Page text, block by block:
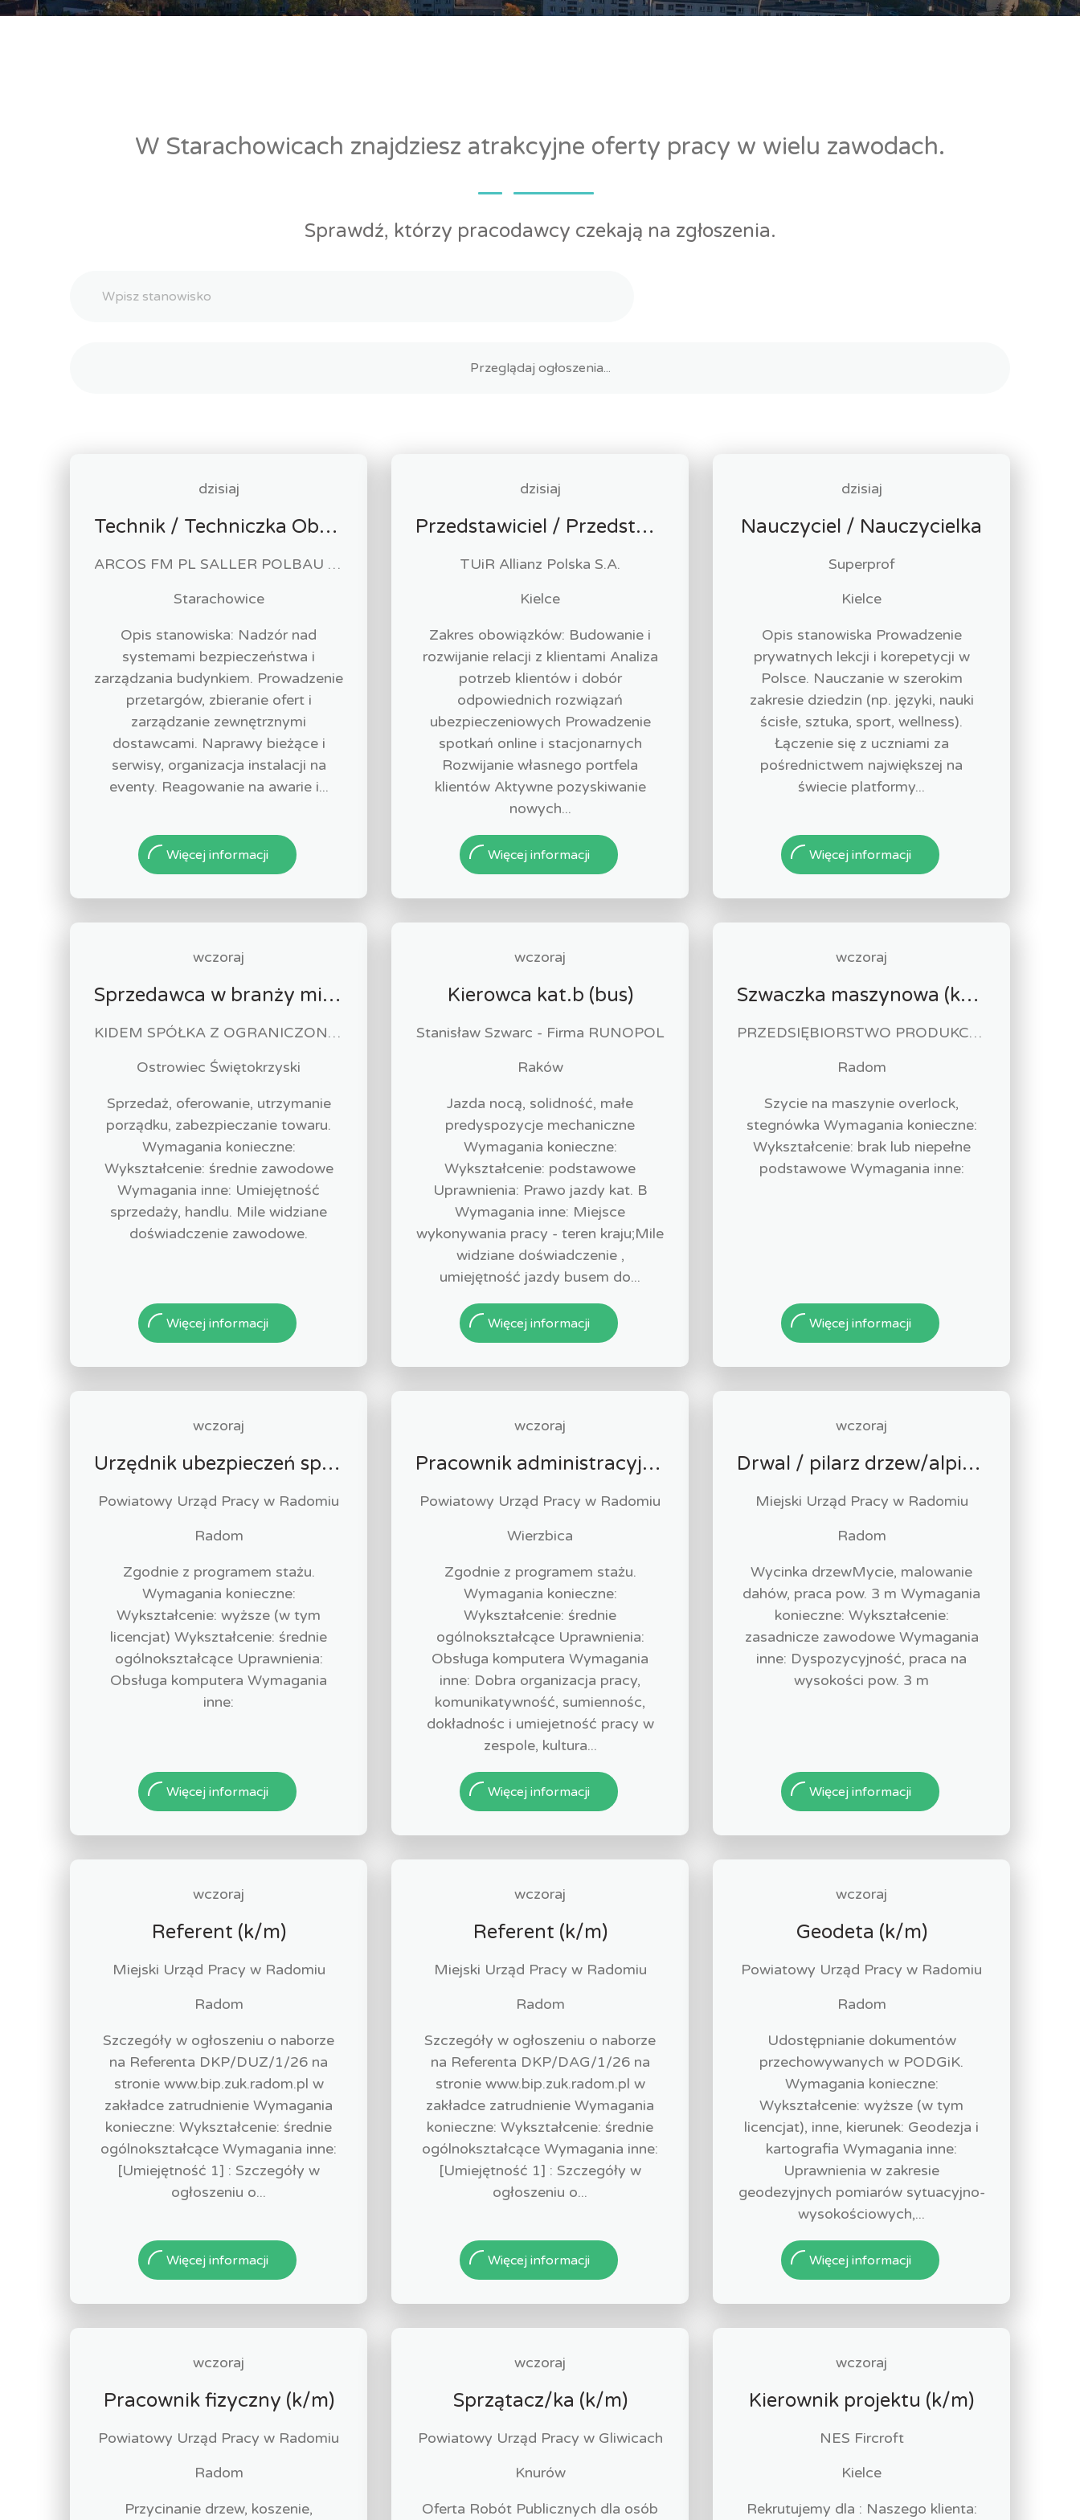
W Starachowicach znajdziesz atrakcyjne oferty pracy w wielu zawodach.
Sprawdź, którzy pracodawcy czekają na zgłoszenia.
dzisiaj
Technik / Techniczka Obsługi Budynku
ARCOS FM PL SALLER POLBAU Sp. z o.o. Sp. K
Starachowice
Opis stanowiska: Nadzór nad
systemami bezpieczeństwa i
zarządzania budynkiem. Prowadzenie
przetargów, zbieranie ofert i
zarządzanie zewnętrznymi
dostawcami. Naprawy bieżące i
serwisy, organizacja instalacji na
eventy. Reagowanie na awarie i...
Więcej informacji
dzisiaj
Przedstawiciel / Przedstawicielka ds. sprzedaży ubezpieczeń majątkowych
TUiR Allianz Polska S.A.
Kielce
Zakres obowiązków: Budowanie i
rozwijanie relacji z klientami Analiza
potrzeb klientów i dobór
odpowiednich rozwiązań
ubezpieczeniowych Prowadzenie
spotkań online i stacjonarnych
Rozwijanie własnego portfela
klientów Aktywne pozyskiwanie
nowych...
Więcej informacji
dzisiaj
Nauczyciel / Nauczycielka
Superprof
Kielce
Opis stanowiska Prowadzenie
prywatnych lekcji i korepetycji w
Polsce. Nauczanie w szerokim
zakresie dziedzin (np. języki, nauki
ścisłe, sztuka, sport, wellness).
Łączenie się z uczniami za
pośrednictwem największej na
świecie platformy...
Więcej informacji
wczoraj
Sprzedawca w branży mięsnej
KIDEM SPÓŁKA Z OGRANICZONĄ ODPOWIEDZIALNOŚCIĄ
Ostrowiec Świętokrzyski
Sprzedaż, oferowanie, utrzymanie
porządku, zabezpieczanie towaru.
Wymagania konieczne:
Wykształcenie: średnie zawodowe
Wymagania inne: Umiejętność
sprzedaży, handlu. Mile widziane
doświadczenie zawodowe.
Więcej informacji
wczoraj
Kierowca kat.b (bus)
Stanisław Szwarc - Firma RUNOPOL
Raków
Jazda nocą, solidność, małe
predyspozycje mechaniczne
Wymagania konieczne:
Wykształcenie: podstawowe
Uprawnienia: Prawo jazdy kat. B
Wymagania inne: Miejsce
wykonywania pracy - teren kraju;Mile
widziane doświadczenie ,
umiejętność jazdy busem do...
Więcej informacji
wczoraj
Szwaczka maszynowa (k/m)
PRZEDSIĘBIORSTWO PRODUKCYJNO HANDLOWO USŁUGOWE "ZUZIA" Paweł Biliński
Radom
Szycie na maszynie overlock,
stegnówka Wymagania konieczne:
Wykształcenie: brak lub niepełne
podstawowe Wymagania inne:
Więcej informacji
wczoraj
Urzędnik ubezpieczeń społecznych-stażysta (k/m)
Powiatowy Urząd Pracy w Radomiu
Radom
Zgodnie z programem stażu.
Wymagania konieczne:
Wykształcenie: wyższe (w tym
licencjat) Wykształcenie: średnie
ogólnokształcące Uprawnienia:
Obsługa komputera Wymagania
inne:
Więcej informacji
wczoraj
Pracownik administracyjny (k/m)
Powiatowy Urząd Pracy w Radomiu
Wierzbica
Zgodnie z programem stażu.
Wymagania konieczne:
Wykształcenie: średnie
ogólnokształcące Uprawnienia:
Obsługa komputera Wymagania
inne: Dobra organizacja pracy,
komunikatywność, sumiennośc,
dokładnośc i umiejetność pracy w
zespole, kultura...
Więcej informacji
wczoraj
Drwal / pilarz drzew/alpinista (k/m)
Miejski Urząd Pracy w Radomiu
Radom
Wycinka drzewMycie, malowanie
dahów, praca pow. 3 m Wymagania
konieczne: Wykształcenie:
zasadnicze zawodowe Wymagania
inne: Dyspozycyjność, praca na
wysokości pow. 3 m
Więcej informacji
wczoraj
Referent (k/m)
Miejski Urząd Pracy w Radomiu
Radom
Szczegóły w ogłoszeniu o naborze
na Referenta DKP/DUZ/1/26 na
stronie www.bip.zuk.radom.pl w
zakładce zatrudnienie Wymagania
konieczne: Wykształcenie: średnie
ogólnokształcące Wymagania inne:
[Umiejętność 1] : Szczegóły w
ogłoszeniu o...
Więcej informacji
wczoraj
Referent (k/m)
Miejski Urząd Pracy w Radomiu
Radom
Szczegóły w ogłoszeniu o naborze
na Referenta DKP/DAG/1/26 na
stronie www.bip.zuk.radom.pl w
zakładce zatrudnienie Wymagania
konieczne: Wykształcenie: średnie
ogólnokształcące Wymagania inne:
[Umiejętność 1] : Szczegóły w
ogłoszeniu o...
Więcej informacji
wczoraj
Geodeta (k/m)
Powiatowy Urząd Pracy w Radomiu
Radom
Udostępnianie dokumentów
przechowywanych w PODGiK.
Wymagania konieczne:
Wykształcenie: wyższe (w tym
licencjat), inne, kierunek: Geodezja i
kartografia Wymagania inne:
Uprawnienia w zakresie
geodezyjnych pomiarów sytuacyjno-
wysokościowych,...
Więcej informacji
wczoraj
Pracownik fizyczny (k/m)
Powiatowy Urząd Pracy w Radomiu
Radom
Przycinanie drzew, koszenie,
wczoraj
Sprzątacz/ka (k/m)
Powiatowy Urząd Pracy w Gliwicach
Knurów
Oferta Robót Publicznych dla osób
wczoraj
Kierownik projektu (k/m)
NES Fircroft
Kielce
Rekrutujemy dla : Naszego klienta: